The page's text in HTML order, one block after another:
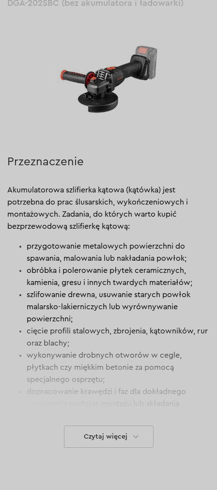
DGA-202SBC (bez akumulatora i ładowarki)
Przeznaczenie
Akumulatorowa szlifierka kątowa (kątówka) jest
potrzebna do prac ślusarskich, wykończeniowych i
montażowych. Zadania, do których warto kupić
bezprzewodową szlifierkę kątową:
przygotowanie metalowych powierzchni do
spawania, malowania lub nakładania powłok;
obróbka i polerowanie płytek ceramicznych,
kamienia, gresu i innych twardych materiałów;
szlifowanie drewna, usuwanie starych powłok
malarsko-lakierniczych lub wyrównywanie
powierzchni;
cięcie profili stalowych, zbrojenia, kątowników, rur
oraz blachy;
wykonywanie drobnych otworów w cegle,
płytkach czy miękkim betonie za pomocą
specjalnego osprzętu;
dopracowanie krawędzi i faz dla dokładnego
przylegania podczas montażu lub składania
Czytaj więcej